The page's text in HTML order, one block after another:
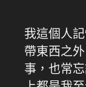
我這個人
帶東西之
事，也常